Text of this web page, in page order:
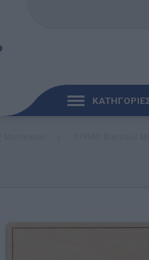
ΠΑΙΔΑΓΩΓΙΚΆ